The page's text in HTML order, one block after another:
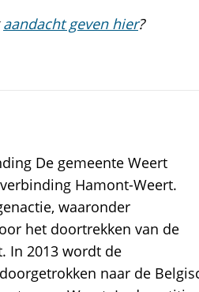
aandacht geven hier?
De gemeente Weert
Hamont-Weert.
waaronder
het doortrekken van de
In 2013 wordt de
naar de